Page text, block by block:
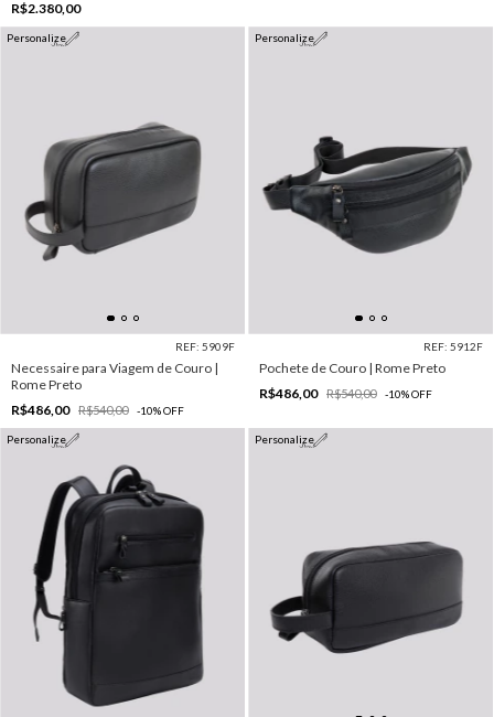
R$2.380,00
Personalize
REF: 5909F
Necessaire para Viagem de Couro |
Rome Preto
R$486,00
R$540,00 -10%OFF
Personalize
REF: 5912F
Pochete de Couro | Rome Preto
R$486,00
R$540,00 -10%OFF
Personalize Personalize